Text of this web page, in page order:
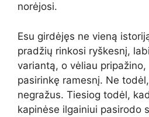
norėjosi.
Esu girdėjęs ne vieną
pradžių rinkosi ryškesnį,
variantą, o vėliau
pasirinkę ramesnį. Ne
negražus. Tiesiog todėl,
kapinėse ilgainiui pasirodo